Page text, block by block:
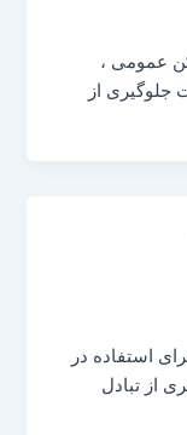
عمومی ،
ارتفاع 2/5 مترجهت جلوگیری از
استفاده در
از تبادل